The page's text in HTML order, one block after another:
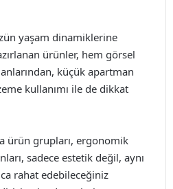
yaşam dinamiklerine
ürünler, hem görsel
küçük apartman
kullanımı ile de dikkat
ürün grupları, ergonomik
sadece estetik değil, aynı
rahat edebileceğiniz